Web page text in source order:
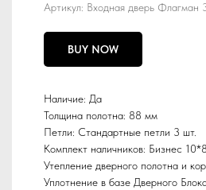
Артикул: Входная дверь Флагман
BUY NOW
Наличие: Да
Толщина полотна: 88 мм
Петли: Стандартные петли 3 шт.
Комплект наличников: Бизнес
Утепление дверного полотна и
Уплотнение в базе Дверного